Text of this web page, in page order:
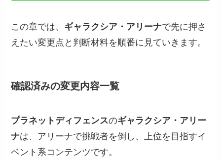
この章では、 ギャラクシア・アリーナで先に押さ
えたい変更点と判断材料を順番に見ていきます。
確認済みの変更内容一覧
プラネットディフェンスのギャラクシア・アリー
ナは、アリーナで挑戦者を倒し、上位を目指すイ
ベント系コンテンツです。